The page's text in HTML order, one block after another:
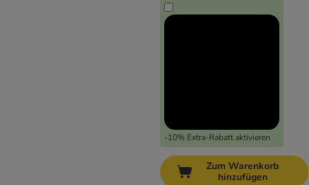
-10% Extra-Rabatt aktivieren
Zum Warenkorb
hinzufügen